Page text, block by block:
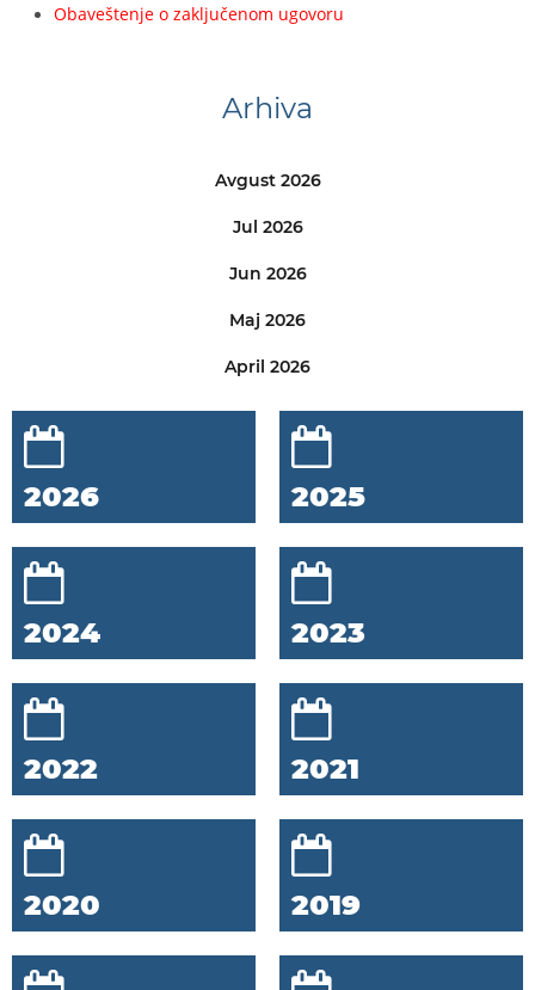
Obaveštenje o zaključenom ugovoru
Arhiva
Avgust 2026
Jul 2026
Jun 2026
Maj 2026
April 2026
2026 2025
2024 2023
2022 2021
2020 2019